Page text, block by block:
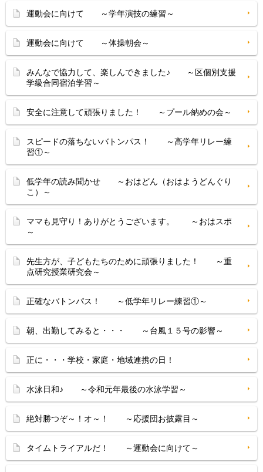
運動会に向けて ～学年演技の練習～
運動会に向けて ～体操朝会～
みんなで協力して、楽しんできました♪ ～区個別支援
学級合同宿泊学習～
安全に注意して頑張りました！ ～プール納めの会～
スピードの落ちないバトンパス！ ～高学年リレー練
習①～
低学年の読み聞かせ ～おはどん（おはようどんぐり
こ）～
ママも見守り！ありがとうございます。 ～おはスポ
～
先生方が、子どもたちのために頑張りました！ ～重
点研究授業研究会～
正確なバトンパス！ ～低学年リレー練習①～
朝、出勤してみると・・・ ～台風１５号の影響～
正に・・・学校・家庭・地域連携の日！
水泳日和♪ ～令和元年最後の水泳学習～
絶対勝つぞ～！オ～！ ～応援団お披露目～
タイムトライアルだ！ ～運動会に向けて～